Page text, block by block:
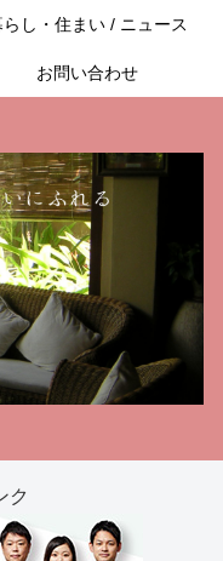
らし・住まい / ニュース
お問い合わせ
ク